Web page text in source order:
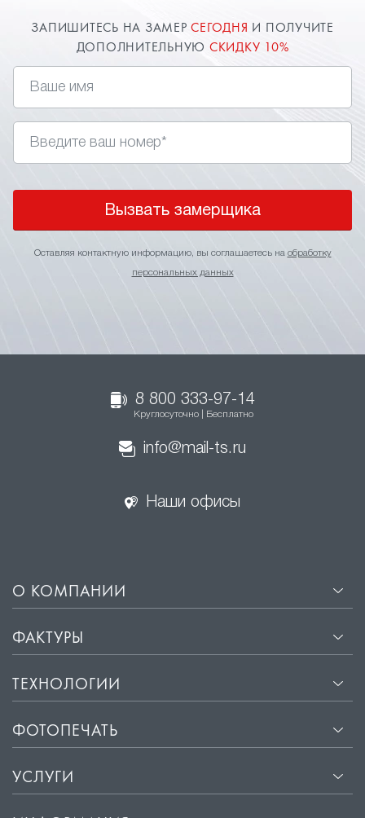
ЗАПИШИТЕСЬ НА ЗАМЕРСЕГОДНЯ И ПОЛУЧИТЕ
ДОПОЛНИТЕЛЬНУЮ СКИДКУ 10%
Вызвать замерщика
Оставляя контактную информацию, вы соглашаетесь на обработку
персональных данных
8 800 333-97-14
Круглосуточно | Бесплатно
info@mail-ts.ru
Наши офисы
О КОМПАНИИ
ФАКТУРЫ
ТЕХНОЛОГИИ
ФОТОПЕЧАТЬ
УСЛУГИ